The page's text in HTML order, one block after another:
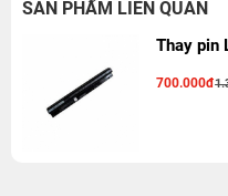
SẢN PHẨM LIÊN QUAN
Thay pin
700.000đ